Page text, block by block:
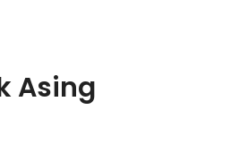
Asing